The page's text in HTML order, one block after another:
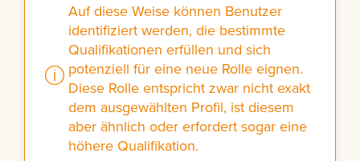
Auf diese Weise können Benutzer
identifiziert werden, die bestimmte
Qualifikationen erfüllen und sich
potenziell für eine neue Rolle eignen.
Diese Rolle entspricht zwar nicht exakt
dem ausgewählten Profil, ist diesem
aber ähnlich oder erfordert sogar eine
höhere Qualifikation.